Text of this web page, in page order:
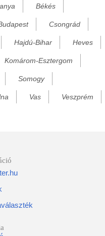
Békés
Csongrád
Hajdú-Bihar Heves
Komárom-Esztergom
Somogy
Vas Veszprém